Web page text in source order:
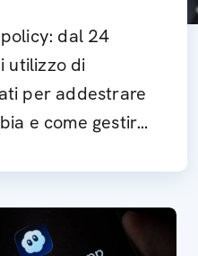
dal 24
utilizzo di
per addestrare
e come gestire